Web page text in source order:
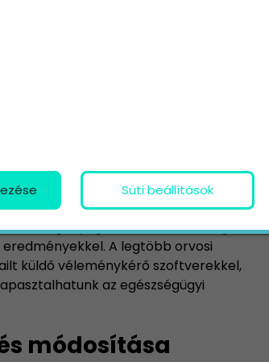
egy olyan egészségügyi
rendelő kezd átállni a digitális
A rendelő digitális
bevonzására és egyre inkább
betegekkel való bizalom
mint a Google és a
A technológiai
A legtöbb orvosi
küldő véleménykérő szoftverekkel,
az egészségügyi
módosítása
Süti beállítások